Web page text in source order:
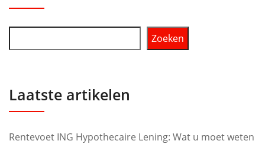
Zoeken
Laatste artikelen
Rentevoet ING Hypothecaire Lening: Wat u moet weten